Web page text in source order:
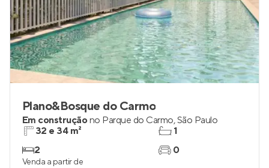
Plano&Bosque do Carmo
Em construçãono Parque do Carmo,São Paulo
32 e 34 m²
2
1
0
Venda a partir de